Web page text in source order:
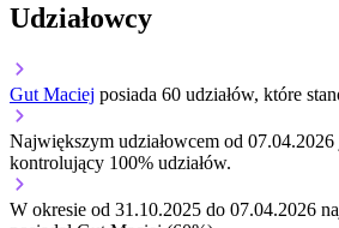
Udziałowcy
Gut Maciej posiada 60 udziałów, które
Największym udziałowcem od
kontrolujący 100% udziałów.
W okresie od 31.10.2025 do 07.04.2026